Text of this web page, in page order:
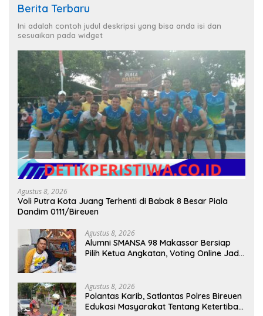
Berita Terbaru
Ini adalah contoh judul deskripsi yang bisa anda isi dan
sesuaikan pada widget
Agustus 8, 2026
Voli Putra Kota Juang Terhenti di Babak 8 Besar Piala
Dandim 0111/Bireuen
Agustus 8, 2026
Alumni SMANSA 98 Makassar Bersiap
Pilih Ketua Angkatan, Voting Online Jadi
Agustus 8, 2026
Polantas Karib, Satlantas Polres Bireuen
Edukasi Masyarakat Tentang Ketertiban